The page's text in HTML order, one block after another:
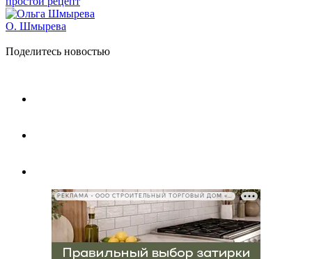
О. Шмырева
Поделитесь новостью
РЕКЛАМА • ООО СТРОИТЕЛЬНЫЙ ТОРГОВЫЙ ДОМ «ПЕТРОВИЧ», ИНН 7802348846